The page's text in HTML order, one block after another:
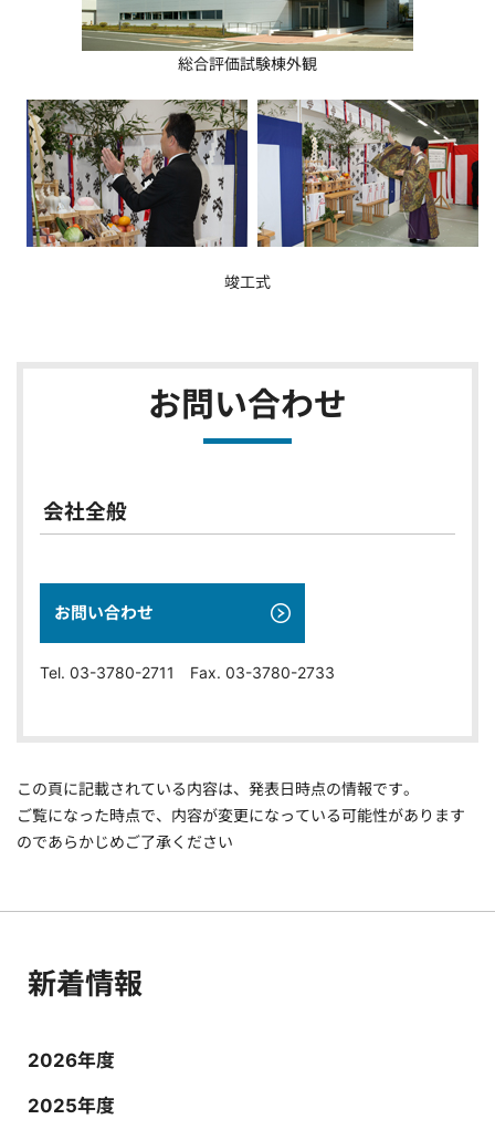
総合評価試験棟外観
竣工式
お問い合わせ
会社全般
お問い合わせ
Tel. 03-3780-2711 Fax. 03-3780-2733
この頁に記載されている内容は、発表日時点の情報です。
ご覧になった時点で、内容が変更になっている可能性があります
のであらかじめご了承ください
新着情報
2026年度
2025年度